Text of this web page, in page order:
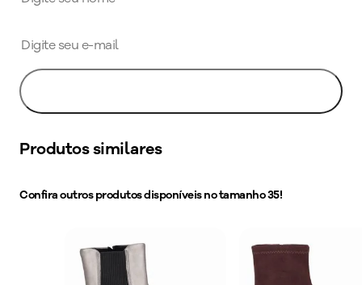
Produtos similares
Confira outros produtos disponíveis no tamanho35!